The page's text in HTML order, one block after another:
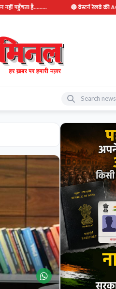
🔴 वेस्टर्न रेलवे की AC लोकल ट्रेन में नकली